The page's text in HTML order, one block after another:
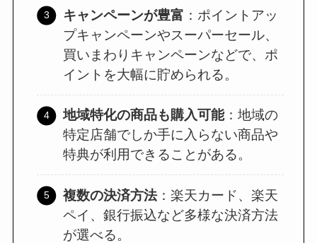
キャンペーンが豊富 ：ポイントアッ
プキャンペーンやスーパーセール、
買いまわりキャンペーンなどで、ポ
イントを大幅に貯められる。
地域特化の商品も購入可能：地域の
特定店舗でしか手に入らない商品や
特典が利用できることがある。
複数の決済方法：楽天カード、楽天
ペイ、銀行振込など多様な決済方法
が選べる。